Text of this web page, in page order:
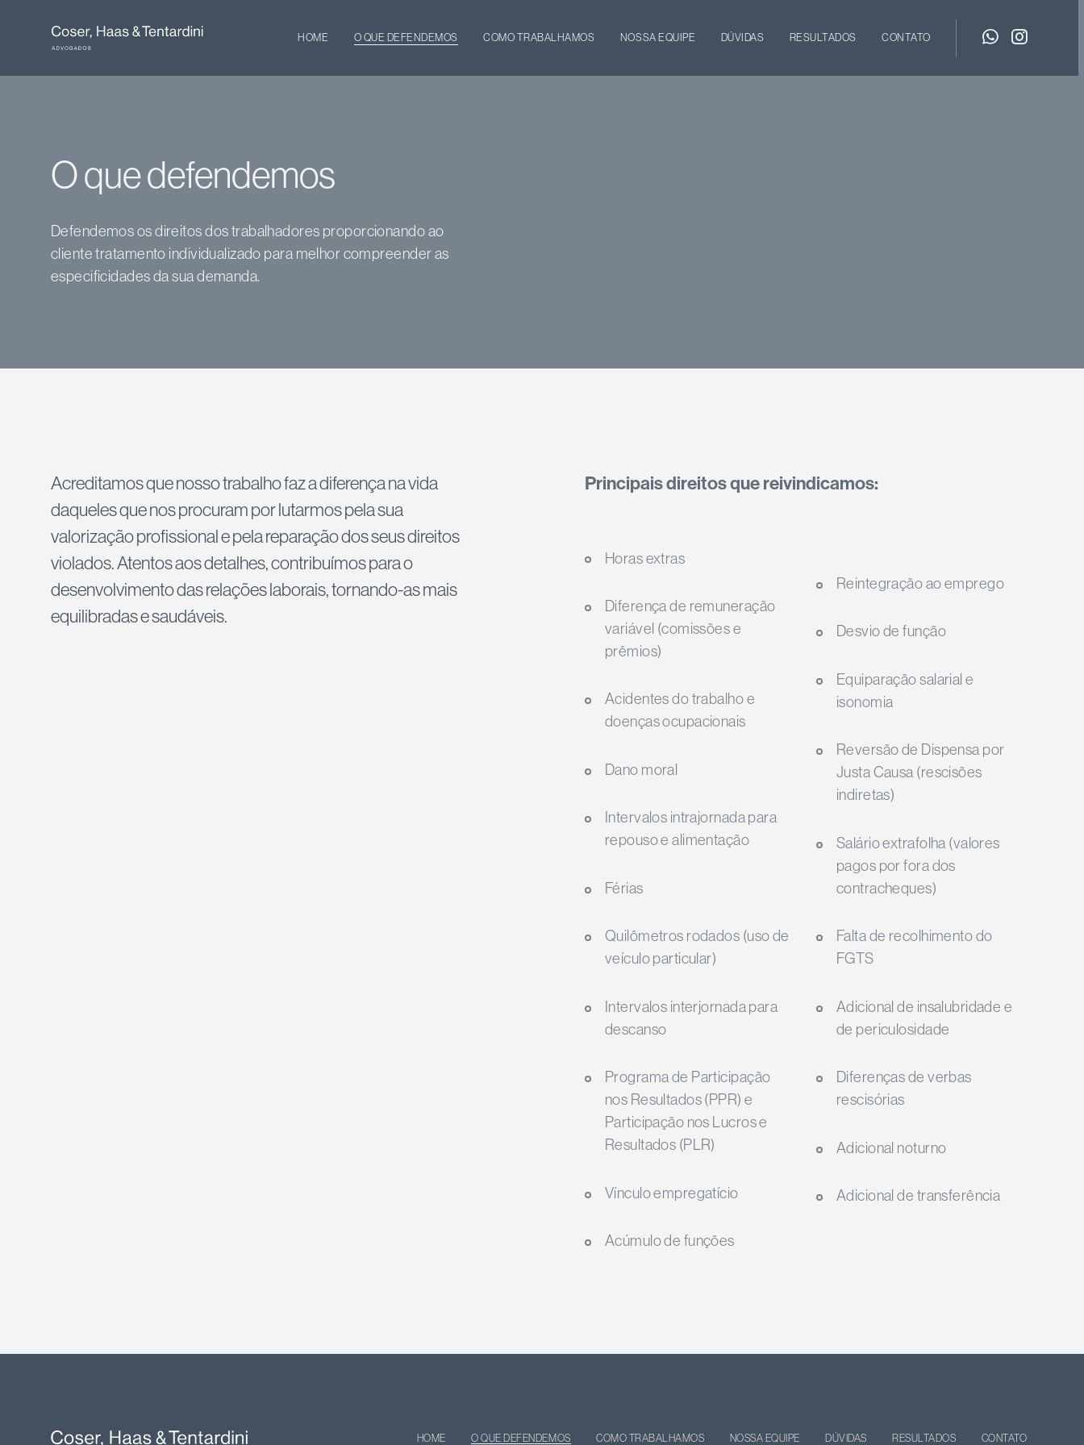
HOME O QUE DEFENDEMOS COMO TRABALHAMOS NOSSA EQUIPE DÚVIDAS RESULTADOS CONTATO
Oquedefendemos
Defendemos os direitos dos trabalhadores proporcionando ao
cliente tratamento individualizado para melhor compreender as
especificidades da sua demanda.
Acreditamos que nosso trabalho faz a diferença na vida
daqueles que nos procuram por lutarmos pela sua
valorização profissional e pela reparação dos seus direitos
violados. Atentos aos detalhes, contribuímos para o
desenvolvimento das relações laborais, tornando-as mais
equilibradas e saudáveis.
Principais direitos que reivindicamos:
Horas extras
Diferença de remuneração
variável (comissões e
prêmios)
Acidentes do trabalho e
doenças ocupacionais
Dano moral
Intervalos intrajornada para
repouso e alimentação
Férias
Quilômetros rodados (uso de
veículo particular)
Intervalos interjornada para
descanso
Programa de Participação
nos Resultados (PPR) e
Participação nos Lucros e
Resultados (PLR)
Vínculo empregatício
Acúmulo de funções
Reintegração ao emprego
Desvio de função
Equiparação salarial e
isonomia
Reversão de Dispensa por
Justa Causa (rescisões
indiretas)
Salário extrafolha (valores
pagos por fora dos
contracheques)
Falta de recolhimento do
FGTS
Adicional de insalubridade e
de periculosidade
Diferenças de verbas
rescisórias
Adicional noturno
Adicional de transferência
HOME O QUE DEFENDEMOS COMO TRABALHAMOS NOSSA EQUIPE DÚVIDAS RESULTADOS CONTATO